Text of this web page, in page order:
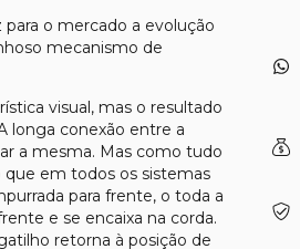
o mercado a evolução
mecanismo de
visual, mas o resultado
longa conexão entre a
a mesma. Mas como tudo
em todos os sistemas
para frente, o toda a
e se encaixa na corda.
retorna à posição de